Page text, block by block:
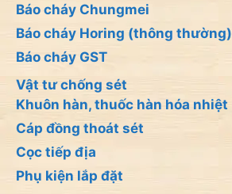
Báo cháy Chungmei
Báo cháy Horing (thông thường)
Báo cháy GST
Vật tư chống sét
Khuôn hàn, thuốc hàn hóa nhiệt
Cáp đồng thoát sét
Cọc tiếp địa
Phụ kiện lắp đặt